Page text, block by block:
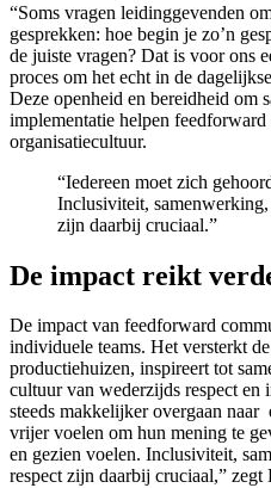
“Soms vragen leidinggevenden
gesprekken: hoe begin je zo’n
de juiste vragen? Dat is voor ons
proces om het echt in de
Deze openheid en bereidheid om
implementatie helpen
organisatiecultuur.
“Iedereen moet zich
Inclusiviteit,
zijn daarbij cruciaal.”
De impact reikt
De impact van feedforward
individuele teams. Het versterkt
productiehuizen, inspireert tot
cultuur van wederzijds respect
steeds makkelijker overgaan
vrijer voelen om hun mening te
en gezien voelen. Inclusiviteit,
respect zijn daarbij cruciaal,” zegt